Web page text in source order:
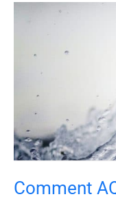
Comment